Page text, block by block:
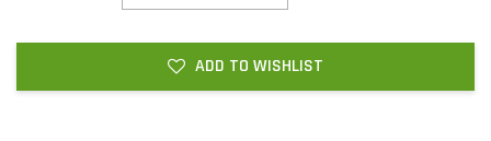
ADD TO WISHLIST